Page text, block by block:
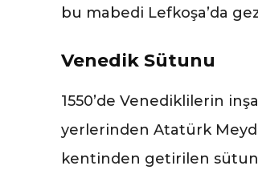
bu mabedi Lefkoşa’da
Venedik Sütunu
1550’de Venediklilerin
yerlerinden Atatürk
kentinden getirilen sütun,